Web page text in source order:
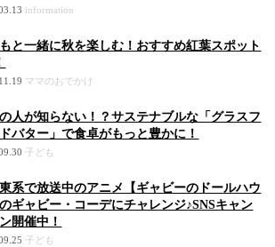
information
と一緒に秋を楽しむ！おすすめ紅葉スポット
ママのおでかけ
人が知らない！？サステナブルな「グラスフ
バター」で食卓がもっと豊かに！
子ども
系で放送中のアニメ【ギャビーのドールハウ
ギャビー・コーデにチャレンジ♪SNSキャン
開催中！
子ども